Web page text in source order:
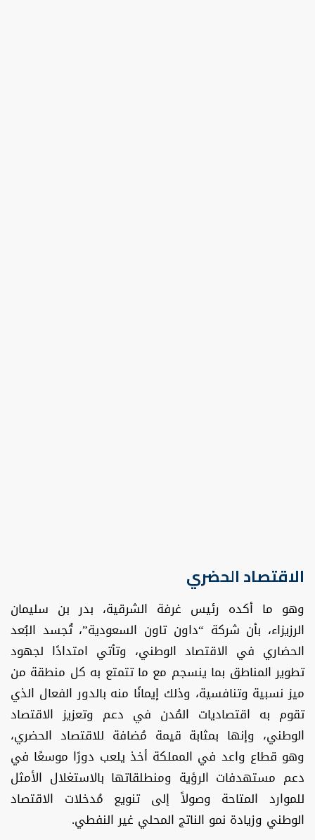
الاقتصاد الحضري
وهو ما أكده رئيس غرفة الشرقية، بدر بن سليمان
الرزيزاء، بأن شركة “داون تاون السعودية”، تُجسد البُعد
الحضاري في الاقتصاد الوطني، وتأتي امتدادًا لجهود
تطوير المناطق بما ينسجم مع ما تتمتع به كل منطقة من
ميز نسبية وتنافسية، وذلك إيمانًا منه بالدور الفعال الذي
تقوم به اقتصاديات المُدن في دعم وتعزيز الاقتصاد
الوطني، وإنها بمثابة قيمة مُضافة للاقتصاد الحضري،
وهو قطاع واعد في المملكة أخذ يلعب دورًا موسعًا في
دعم مستهدفات الرؤية ومنطلقاتها بالاستغلال الأمثل
للموارد المتاحة وصولاً إلى تنويع مُدخلات الاقتصاد
الوطني وزيادة نمو الناتج المحلي غير النفطي.